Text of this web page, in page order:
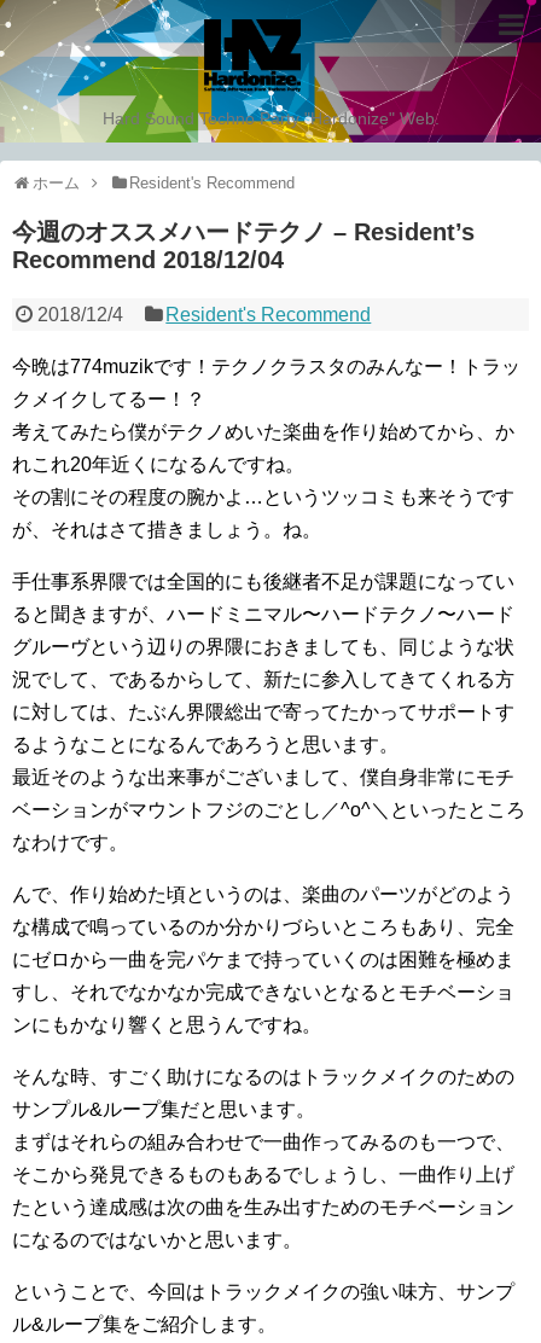
Hard Sound Techno Party "Hardonize" Web.
ホーム Resident's Recommend
今週のオススメハードテクノ – Resident’s
Recommend 2018/12/04
2018/12/4 Resident's Recommend
今晩は774muzikです！テクノクラスタのみんなー！トラッ
クメイクしてるー！？
考えてみたら僕がテクノめいた楽曲を作り始めてから、か
れこれ20年近くになるんですね。
その割にその程度の腕かよ…というツッコミも来そうです
が、それはさて措きましょう。ね。
手仕事系界隈では全国的にも後継者不足が課題になってい
ると聞きますが、ハードミニマル〜ハードテクノ〜ハード
グルーヴという辺りの界隈におきましても、同じような状
況でして、であるからして、新たに参入してきてくれる方
に対しては、たぶん界隈総出で寄ってたかってサポートす
るようなことになるんであろうと思います。
最近そのような出来事がございまして、僕自身非常にモチ
ベーションがマウントフジのごとし／^o^＼といったところ
なわけです。
んで、作り始めた頃というのは、楽曲のパーツがどのよう
な構成で鳴っているのか分かりづらいところもあり、完全
にゼロから一曲を完パケまで持っていくのは困難を極めま
すし、それでなかなか完成できないとなるとモチベーショ
ンにもかなり響くと思うんですね。
そんな時、すごく助けになるのはトラックメイクのための
サンプル&ループ集だと思います。
まずはそれらの組み合わせで一曲作ってみるのも一つで、
そこから発見できるものもあるでしょうし、一曲作り上げ
たという達成感は次の曲を生み出すためのモチベーション
になるのではないかと思います。
ということで、今回はトラックメイクの強い味方、サンプ
ル&ループ集をご紹介します。